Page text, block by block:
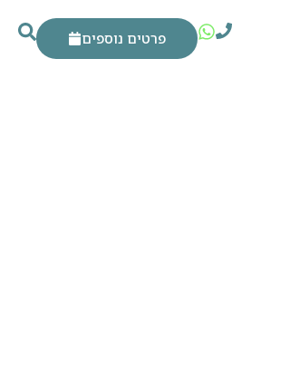
פרטים נוספים